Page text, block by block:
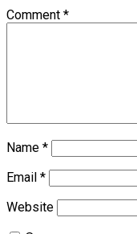
Comment *
Name *
Email *
Website